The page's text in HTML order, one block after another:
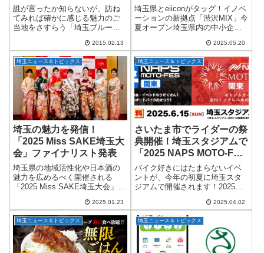
第35回】
誰が言ったか知らないが、訪ね
てみれば確かに感じる魅力のご
当地をさすらう「埼玉ブルー
て久しく、すっかり年末色は消
え失せているものの、だからこ
そこの感動を思い出そうじゃな
いか！ という訳で、今...
2015.02.13
「オープンイノベーション
プログラム」始動！
埼玉県とeiiconがタッグ！イノベ
ーションの新拠点「渋沢MIX」今
夏オープン埼玉県内の中小企業
いビジネスチャンス到来！日本
最大級のオープンイノベーショ
ンプラットフォーム「AUBA（ア
ウバ...
2025.05.20
埼玉ニュース＆トピックス
埼玉の魅力を発信！
「2025 Miss SAKE埼玉大
会」ファイナリスト発表
埼玉県の地域活性化や日本酒の
魅力を広めるべく開催される
「2025 Miss SAKE埼玉大会」。
年1月22日（水）に武蔵一宮氷川
神社・呉竹荘にて発表されまし
た！応募総数30名の中から...
2025.01.23
埼玉ニュース＆トピックス
さいたま市でライダーの祭
典開催！埼玉スタジアムで
「2025 NAPS MOTO-FES
/ MOTOGYM 関東」
バイク好きにはたまらないイベ
ントが、今年の初夏に埼玉スタ
ジアムで開催されます！2025年6
が注目する『2025 NAPS MOTO-
FES / MOTOGYM 関東』がやっ
てきます！開催...
2025.04.02
埼玉ニュース＆トピックス 埼玉ニュース＆トピックス